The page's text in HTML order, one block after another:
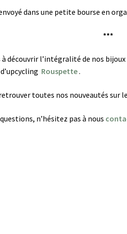
dans une petite bourse en
***
découvrir l’intégralité de nos
Rouspette.
toutes nos nouveautés sur
n’hésitez pas à nous